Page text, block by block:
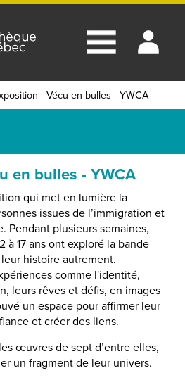
- Vécu en bulles - YWCA
en bulles - YWCA
qui met en lumière la
issues de l’immigration et
Pendant plusieurs semaines,
à 17 ans ont exploré la bande
histoire autrement.
comme l'identité,
leurs rêves et défis, en images
un espace pour affirmer leur
et créer des liens.
œuvres de sept d’entre elles,
un fragment de leur univers.